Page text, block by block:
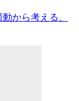
から考える、